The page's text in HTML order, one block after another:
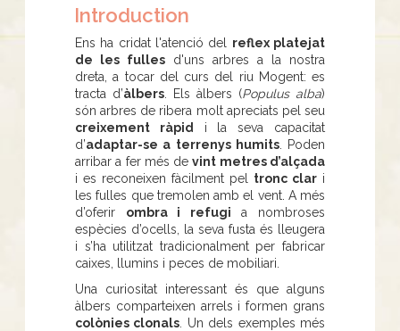
Introduction
Ens ha cridat l'atenció del reflex platejat
de les fulles d'uns arbres a la nostra
dreta, a tocar del curs del riu Mogent: es
tracta d’àlbers . Els àlbers (Populus alba)
són arbres de ribera molt apreciats pel seu
creixement ràpid
i la seva capacitat
d’adaptar-se a terrenys humits. Poden
arribar a fer més devint metres d’alçada
i es reconeixen fàcilment pel tronc clar i
les fulles que tremolen amb el vent. A més
d’oferir ombra i refugi a nombroses
espècies d’ocells, la seva fusta és lleugera
i s’ha utilitzat tradicionalment per fabricar
caixes, llumins i peces de mobiliari.
Una curiositat interessant és que alguns
àlbers comparteixen arrels i formen grans
colònies clonals . Un dels exemples més